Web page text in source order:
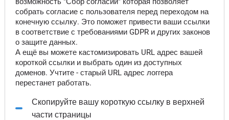
собрать согласие с пользователя перед переходом на
конечную ссылку. Это поможет привести ваши ссылки
в соответствие с требованиями GDPR и других законов
о защите данных.
А ещё вы можете кастомизировать URL адрес вашей
короткой ссылки и выбрать один из доступных
доменов. Учтите - старый URL адрес логгера
перестанет работать.
Скопируйте вашу короткую ссылку в верхней
части страницы